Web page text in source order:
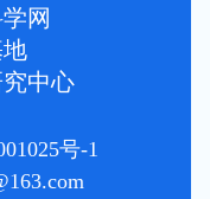
网
中心
号-1